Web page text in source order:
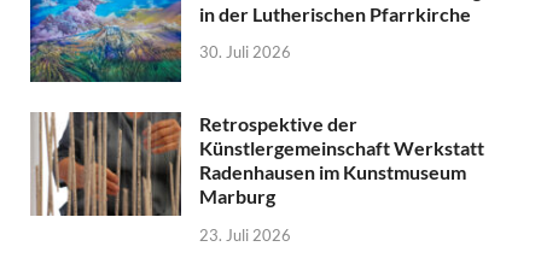
in der Lutherischen Pfarrkirche
30. Juli 2026
Retrospektive der
Künstlergemeinschaft Werkstatt
Radenhausen im Kunstmuseum
Marburg
23. Juli 2026